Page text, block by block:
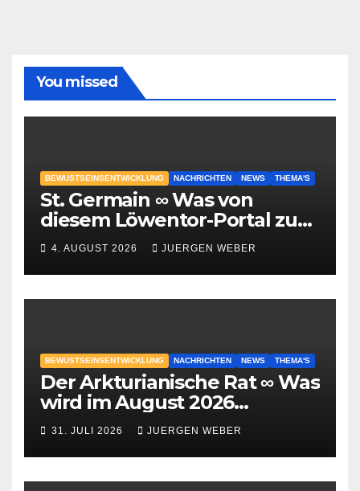
You missed
BEWUSTSEINSENTWICKLUNG NACHRICHTEN NEWS THEMA'S
St. Germain ∞ Was von
diesem Löwentor-Portal zu
erwarten ist
4. AUGUST 2026 JUERGEN WEBER
BEWUSTSEINSENTWICKLUNG NACHRICHTEN NEWS THEMA'S
Der Arkturianische Rat ∞ Was
wird im August 2026
geschehen?
31. JULI 2026 JUERGEN WEBER